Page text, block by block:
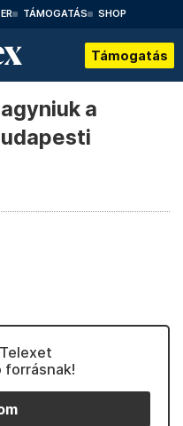
TÁMOGATÁS SHOP
Támogatás
a
forrásnak!